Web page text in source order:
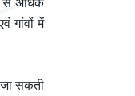
गांवों में
सकती